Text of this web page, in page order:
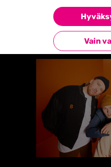
Vain
Gasellit